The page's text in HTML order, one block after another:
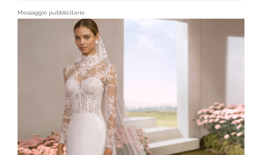
Messaggio pubblicitario